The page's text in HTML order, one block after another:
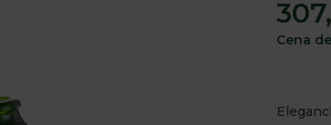
Cena